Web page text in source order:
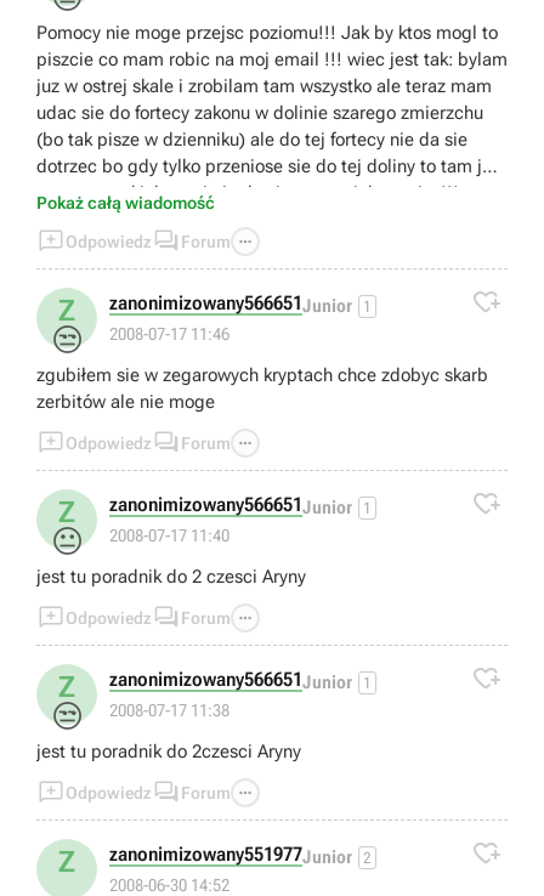
Pomocy nie moge przejsc poziomu!!! Jak by ktos mogl to
piszcie co mam robic na moj email !!! wiec jest tak: bylam
juz w ostrej skale i zrobilam tam wszystko ale teraz mam
udac sie do fortecy zakonu w dolinie szarego zmierzchu
(bo tak pisze w dzienniku) ale do tej fortecy nie da sie
dotrzec bo gdy tylko przeniose sie do tej doliny to tam jest
mnostwo szkieletow i nie da sie przez nich przejsc!!!
niewiem co zrobic!!! ktoregos razu wpalam na pomysl i
wpisalam kod na niesmiertelonsc i przebilam sie przez te
szkielety i dotarlam do tej fortecy zakonu ale wszystkie
bramy sa zamkniete i nie da sie wejsc!!! pomocy!!!
Pokaż całą wiadomość
Odpowiedz  Forum 
Z
😒
zanonimizowany566651Junior 1
2008-07-17 11:46

zgubiłem sie w zegarowych kryptach chce zdobyc skarb
zerbitów ale nie moge
Odpowiedz  Forum 
Z
😐
zanonimizowany566651Junior 1
2008-07-17 11:40

jest tu poradnik do 2 czesci Aryny
Odpowiedz  Forum 
Z
😒
zanonimizowany566651Junior 1
2008-07-17 11:38

jest tu poradnik do 2czesci Aryny
Odpowiedz  Forum 
Z zanonimizowany551977Junior 2
2008-06-30 14:52
